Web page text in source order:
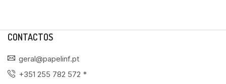
CONTACTOS
geral@papelinf.pt
+351 255 782 572 *